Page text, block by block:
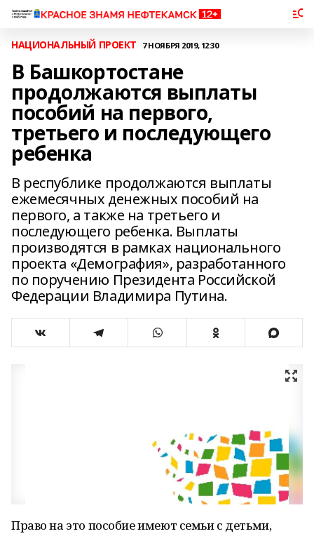
НАЦИОНАЛЬНЫЙ ПРОЕКТ 7 НОЯБРЯ 2019, 12:30
В Башкортостане
продолжаются выплаты
пособий на первого,
третьего и последующего
ребенка
В республике продолжаются выплаты
ежемесячных денежных пособий на
первого, а также на третьего и
последующего ребенка. Выплаты
производятся в рамках национального
проекта «Демография», разработанного
по поручению Президента Российской
Федерации Владимира Путина.
Право на это пособие имеют семьи с детьми,